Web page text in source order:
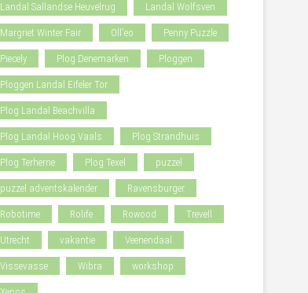
Landal Sallandse Heuvelrug Landal Wolfsven
Margriet Winter Fair Oll'eo Penny Puzzle
Piecely Plog Denemarken Ploggen
Ploggen Landal Eifeler Tor
Plog Landal Beachvilla
Plog Landal Hoog Vaals Plog Strandhuis
Plog Terherne Plog Texel puzzel
puzzel adventskalender Ravensburger
Robotime Rolife Rowood Trevell
Utrecht vakantie Veenendaal
Vissevasse Wibra workshop